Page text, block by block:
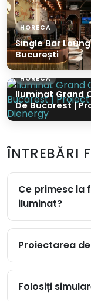
HORECA
Single Bar
București
HORECA
Iluminat Grand
De Bucarest |
de Lux Dienergy
ÎNTREBĂRI
Ce primesc la
iluminat?
Proiectarea
Folosiți